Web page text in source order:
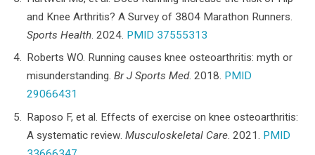
and Knee Arthritis? A Survey of 3804 Marathon Runners.
Sports Health. 2024. PMID 37555313
Roberts WO. Running causes knee osteoarthritis: myth or
misunderstanding. Br J Sports Med. 2018. PMID
29066431
Raposo F, et al. Effects of exercise on knee osteoarthritis:
A systematic review. Musculoskeletal Care. 2021. PMID